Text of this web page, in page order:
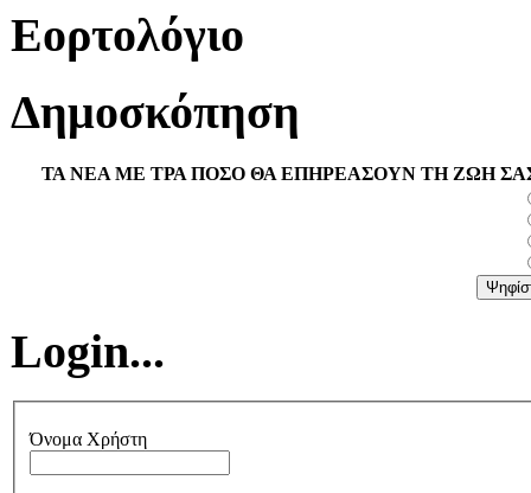
Εορτολόγιο
Δημοσκόπηση
ΤΑ ΝΕΑ ΜΕ ΤΡΑ ΠΟΣΟ ΘΑ ΕΠΗΡΕΑΣΟΥΝ ΤΗ ΖΩΗ
Login...
Όνομα Χρήστη